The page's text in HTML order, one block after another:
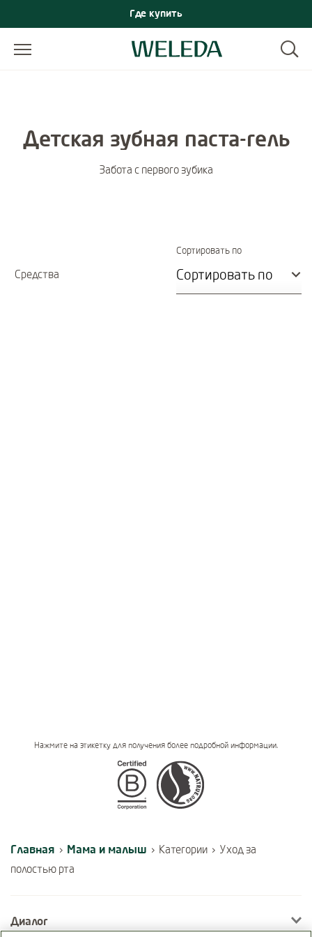
Где купить
Детская зубная паста-гель
Забота с первого зубика
Средства
Сортировать поImmediate effect
Certifications
Нажмите на этикетку для получения более подробной информации.
Главная › Мама и малыш › Категории › Уход за
полостью рта
Диалог